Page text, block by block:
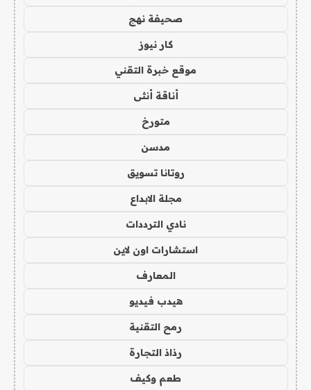
صحيفة نهج
كار نيوز
موقع خبرة التقني
أناقة أنثى
متورخ
مدسن
روتانا تسويق
مجلة الابداع
نادي الترددات
استشارات اون لاين
المعارف
هيدب فيديو
رمح التقنية
رذاذ التجارة
طعم وكيف